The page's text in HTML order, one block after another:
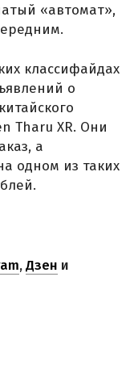
«автомат»,
классифайдах
о
Tharu XR. Они
а
одном из таких
,Дзен и